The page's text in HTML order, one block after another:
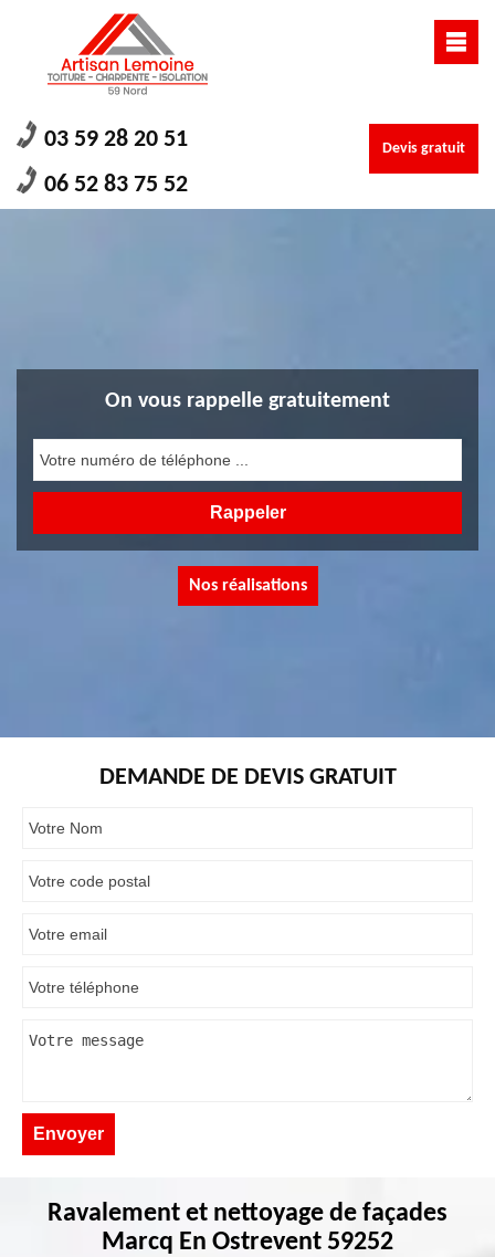
03 59 28 20 51
06 52 83 75 52
Devis gratuit
On vous rappelle gratuitement
Nos réalisations
DEMANDE DE DEVIS GRATUIT
Ravalement et nettoyage de façades
Marcq En Ostrevent 59252